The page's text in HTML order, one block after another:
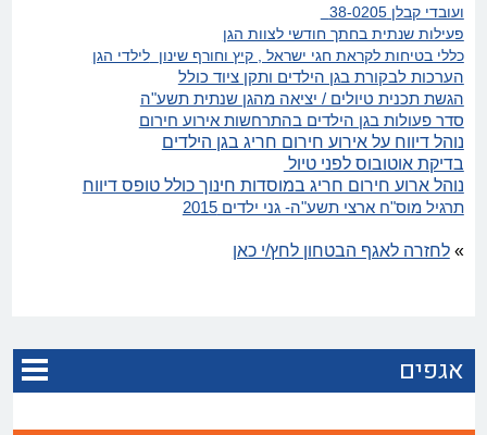
ועובדי קבלן 38-0205
פעילות שנתית בחתך חודשי לצוות הגן
כללי בטיחות לקראת חגי ישראל , קיץ וחורף שינון לילדי הגן
הערכות לבקורת בגן הילדים ותקן ציוד כולל
הגשת תכנית טיולים / יציאה מהגן שנתית תשע"ה
סדר פעולות בגן הילדים בהתרחשות אירוע חירום
נוהל דיווח על אירוע חירום חריג בגן הילדים
בדיקת אוטובוס לפני טיול
נוהל ארוע חירום חריג במוסדות חינוך כולל טופס דיווח
תרגיל מוס"ח ארצי תשע"ה- גני ילדים 2015
»לחזרה לאגף הבטחון לחץ/י כאן
אגפים